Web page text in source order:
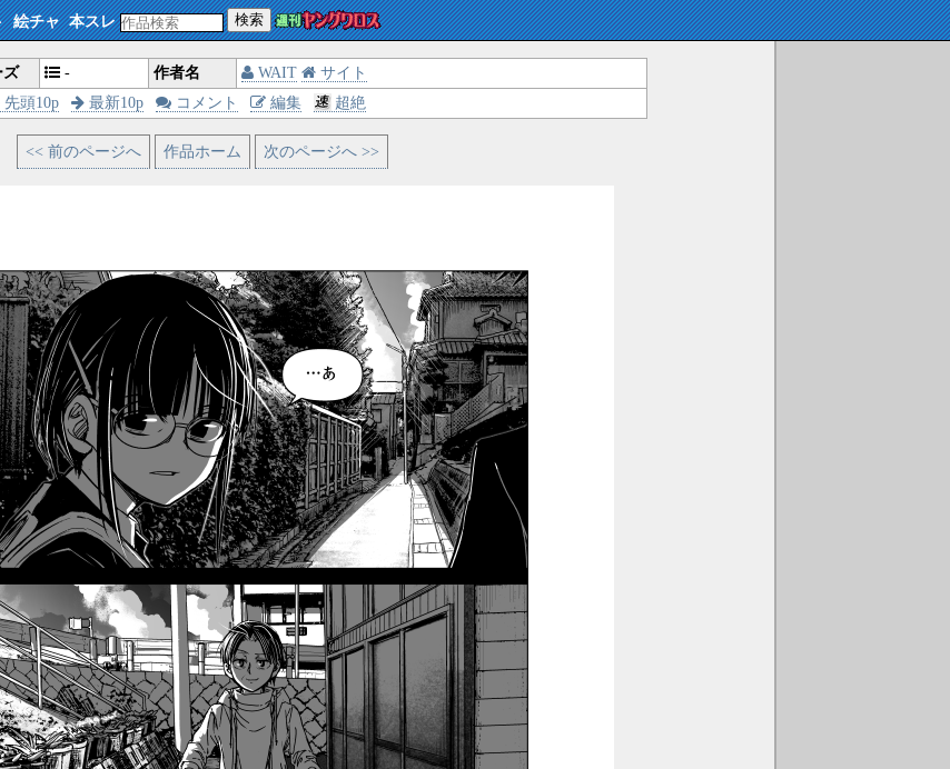
絵チャ 本スレ 検索
ズ - 作者名 WAIT
サイト
先頭10p 最新10p コメント 編集 超絶
<< 前のページへ 作品ホーム 次のページへ >>